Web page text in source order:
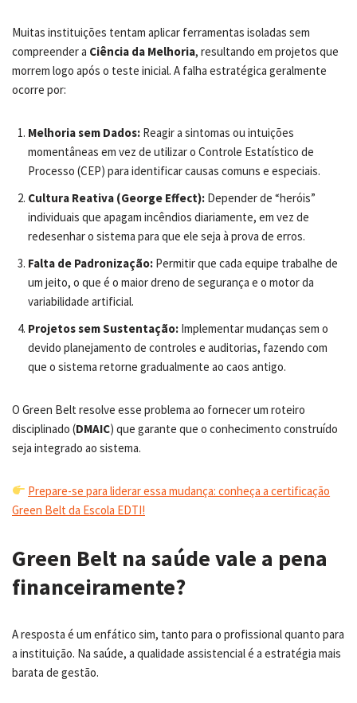
Muitas instituições tentam aplicar ferramentas isoladas sem
compreender a Ciência da Melhoria, resultando em projetos que
morrem logo após o teste inicial. A falha estratégica geralmente
ocorre por:
Melhoria sem Dados: Reagir a sintomas ou intuições
momentâneas em vez de utilizar o Controle Estatístico de
Processo (CEP) para identificar causas comuns e especiais.
Cultura Reativa (George Effect): Depender de “heróis”
individuais que apagam incêndios diariamente, em vez de
redesenhar o sistema para que ele seja à prova de erros.
Falta de Padronização: Permitir que cada equipe trabalhe de
um jeito, o que é o maior dreno de segurança e o motor da
variabilidade artificial.
Projetos sem Sustentação: Implementar mudanças sem o
devido planejamento de controles e auditorias, fazendo com
que o sistema retorne gradualmente ao caos antigo.
O Green Belt resolve esse problema ao fornecer um roteiro
disciplinado (DMAIC) que garante que o conhecimento construído
seja integrado ao sistema.
Prepare-se para liderar essa mudança: conheça a certificação
Green Belt da Escola EDTI!
Green Belt na saúde vale a pena
financeiramente?
A resposta é um enfático sim, tanto para o profissional quanto para
a instituição. Na saúde, a qualidade assistencial é a estratégia mais
barata de gestão.